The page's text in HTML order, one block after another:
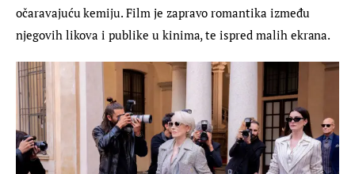
očaravajuću kemiju. Film je zapravo romantika između
njegovih likova i publike u kinima, te ispred malih ekrana.